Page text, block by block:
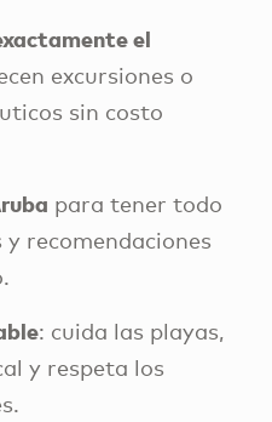
el
excursiones o
sin costo
para tener todo
recomendaciones
: cuida las playas,
y respeta los